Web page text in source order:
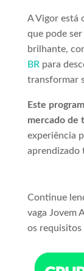
A Vigor está
que pode
brilhante,
BRpara
transformar
Este
mercado de
experiência
aprendizado
Continue
vaga Jovem
os requisitos